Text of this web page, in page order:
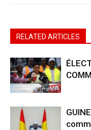
RELATED ARTICLES